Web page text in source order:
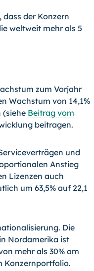
der Konzern
weltweit mehr als 5
zum Vorjahr
Wachstum von 14,1%
(siehe Beitrag vom
beitragen.
und
Anstieg
Lizenzen auch
um 63,5% auf 22,1
Die
Nordamerika ist
mehr als 30% am
Konzernportfolio.